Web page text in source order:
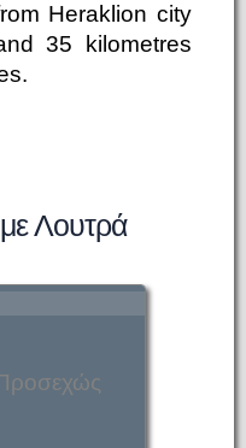
Heraklion city
35 kilometres
Λουτρά